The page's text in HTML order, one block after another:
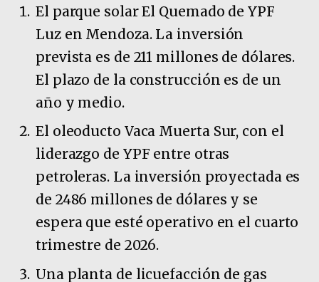
El parque solar El Quemado de YPF
Luz en Mendoza. La inversión
prevista es de 211 millones de dólares.
El plazo de la construcción es de un
año y medio.
El oleoducto Vaca Muerta Sur, con el
liderazgo de YPF entre otras
petroleras. La inversión proyectada es
de 2486 millones de dólares y se
espera que esté operativo en el cuarto
trimestre de 2026.
Una planta de licuefacción de gas